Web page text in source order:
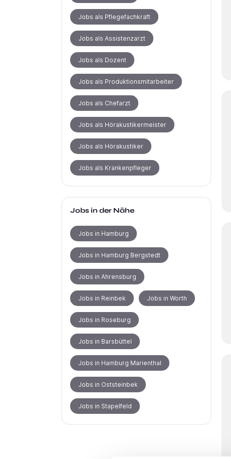
Jobs als Pflegefachkraft
Jobs als Assistenzarzt
Jobs als Dozent
Jobs als Produktionsmitarbeiter
Jobs als Chefarzt
Jobs als Hörakustikermeister
Jobs als Hörakustiker
Jobs als Krankenpfleger
Jobs in der Nähe
Jobs in Hamburg
Jobs in Hamburg Bergstedt
Jobs in Ahrensburg
Jobs in Reinbek Jobs in Worth
Jobs in Roseburg
Jobs in Barsbüttel
Jobs in Hamburg Marienthal
Jobs in Oststeinbek
Jobs in Stapelfeld